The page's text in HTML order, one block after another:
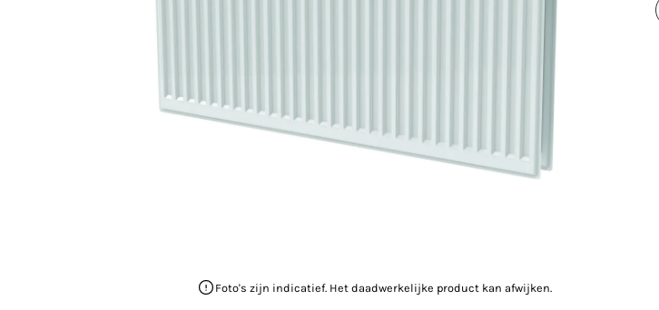
Foto's zijn indicatief. Het daadwerkelijke product kan afwijken.